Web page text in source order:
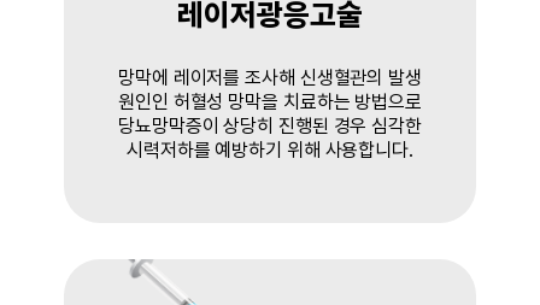
레이저광응고술
망막에 레이저를 조사해 신생혈관의 발생
원인인 허혈성 망막을 치료하는 방법으로
당뇨망막증이 상당히 진행된 경우 심각한
시력저하를 예방하기 위해 사용합니다.